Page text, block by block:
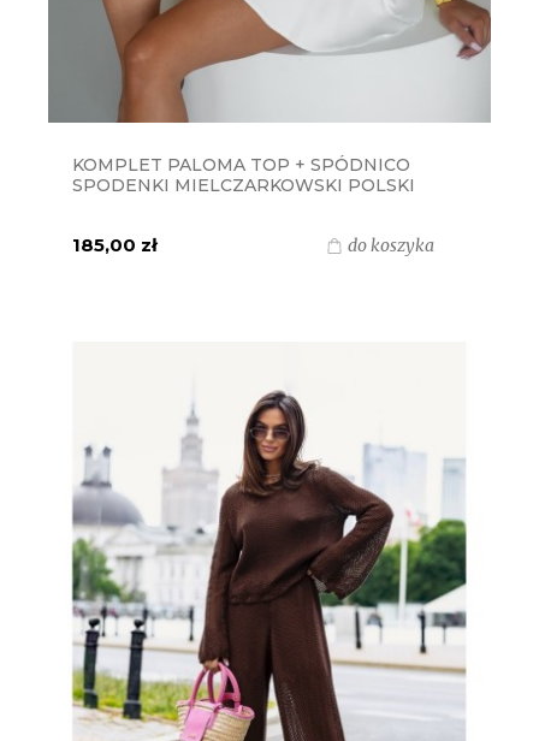
KOMPLET PALOMA TOP + SPÓDNICO
SPODENKI MIELCZARKOWSKI POLSKI
185,00 zł do koszyka